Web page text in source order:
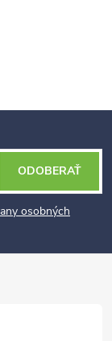
osobných
ODOBERAŤ